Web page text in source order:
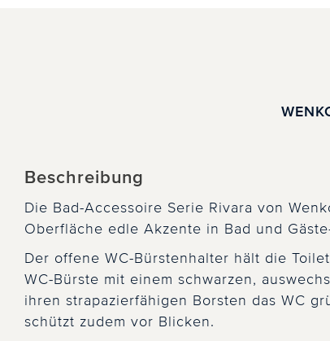
Beschreibung
Die Bad-Accessoire Serie Rivara von
Oberfläche edle Akzente in Bad und
Der offene WC-Bürstenhalter hält die
WC-Bürste mit einem schwarzen,
ihren strapazierfähigen Borsten das WC
schützt zudem vor Blicken.